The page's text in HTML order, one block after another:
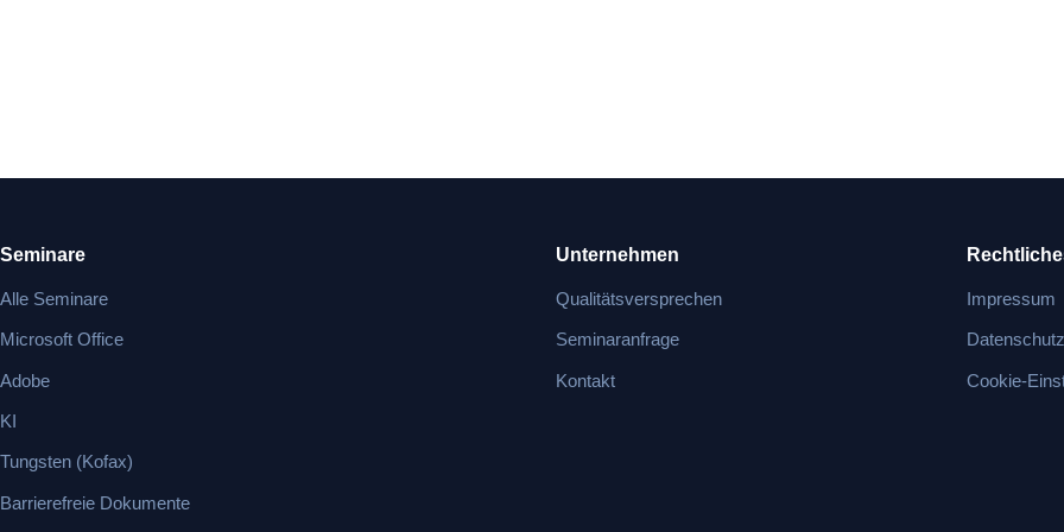
Seminare
Alle Seminare
Microsoft Office
Adobe
KI
Tungsten (Kofax)
Barrierefreie Dokumente
Unternehmen
Qualitätsversprechen
Seminaranfrage
Kontakt
Impressum
Datenschutz
Cookie-